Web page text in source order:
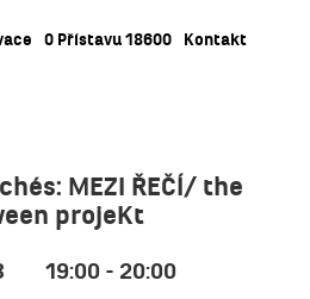
O Přístavu 18600 Kontakt
MEZI ŘEČÍ/ the
projeKt
19:00 - 20:00